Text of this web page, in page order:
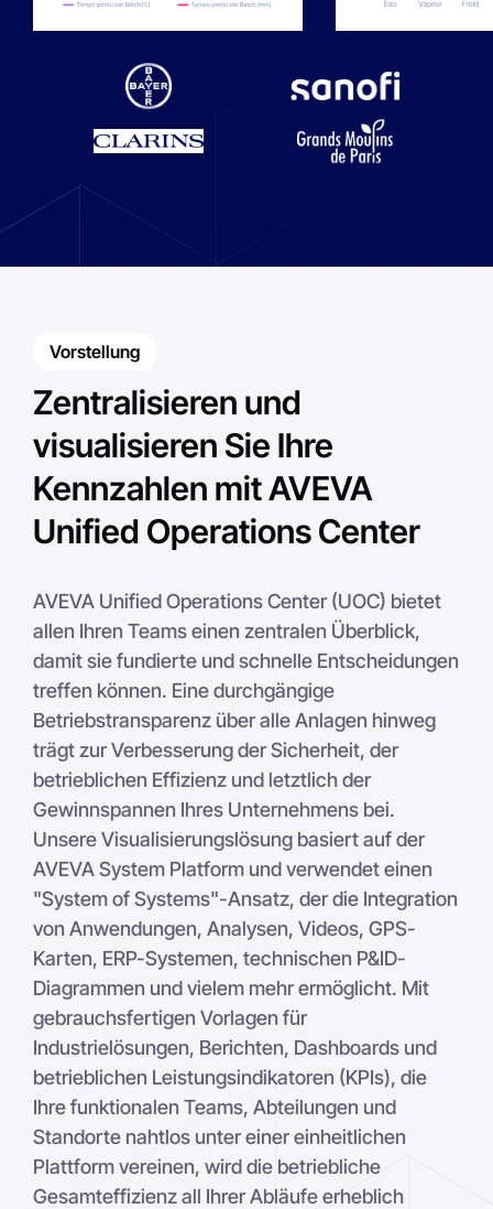
Vorstellung
Zentralisieren und
visualisieren Sie Ihre
Kennzahlen mit AVEVA
Unified Operations Center
AVEVA Unified Operations Center (UOC) bietet
allen Ihren Teams einen zentralen Überblick,
damit sie fundierte und schnelle Entscheidungen
treffen können. Eine durchgängige
Betriebstransparenz über alle Anlagen hinweg
trägt zur Verbesserung der Sicherheit, der
betrieblichen Effizienz und letztlich der
Gewinnspannen Ihres Unternehmens bei.
Unsere Visualisierungslösung basiert auf der
AVEVA System Platform und verwendet einen
"System of Systems"-Ansatz, der die Integration
von Anwendungen, Analysen, Videos, GPS-
Karten, ERP-Systemen, technischen P&ID-
Diagrammen und vielem mehr ermöglicht. Mit
gebrauchsfertigen Vorlagen für
Industrielösungen, Berichten, Dashboards und
betrieblichen Leistungsindikatoren (KPIs), die
Ihre funktionalen Teams, Abteilungen und
Standorte nahtlos unter einer einheitlichen
Plattform vereinen, wird die betriebliche
Gesamteffizienz all Ihrer Abläufe erheblich